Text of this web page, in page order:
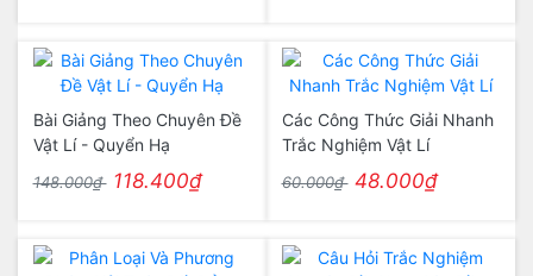
Bài Giảng Theo Chuyên Đề
Vật Lí - Quyển Hạ
148.000₫ 118.400₫
Các Công Thức Giải Nhanh
Trắc Nghiệm Vật Lí
60.000₫ 48.000₫